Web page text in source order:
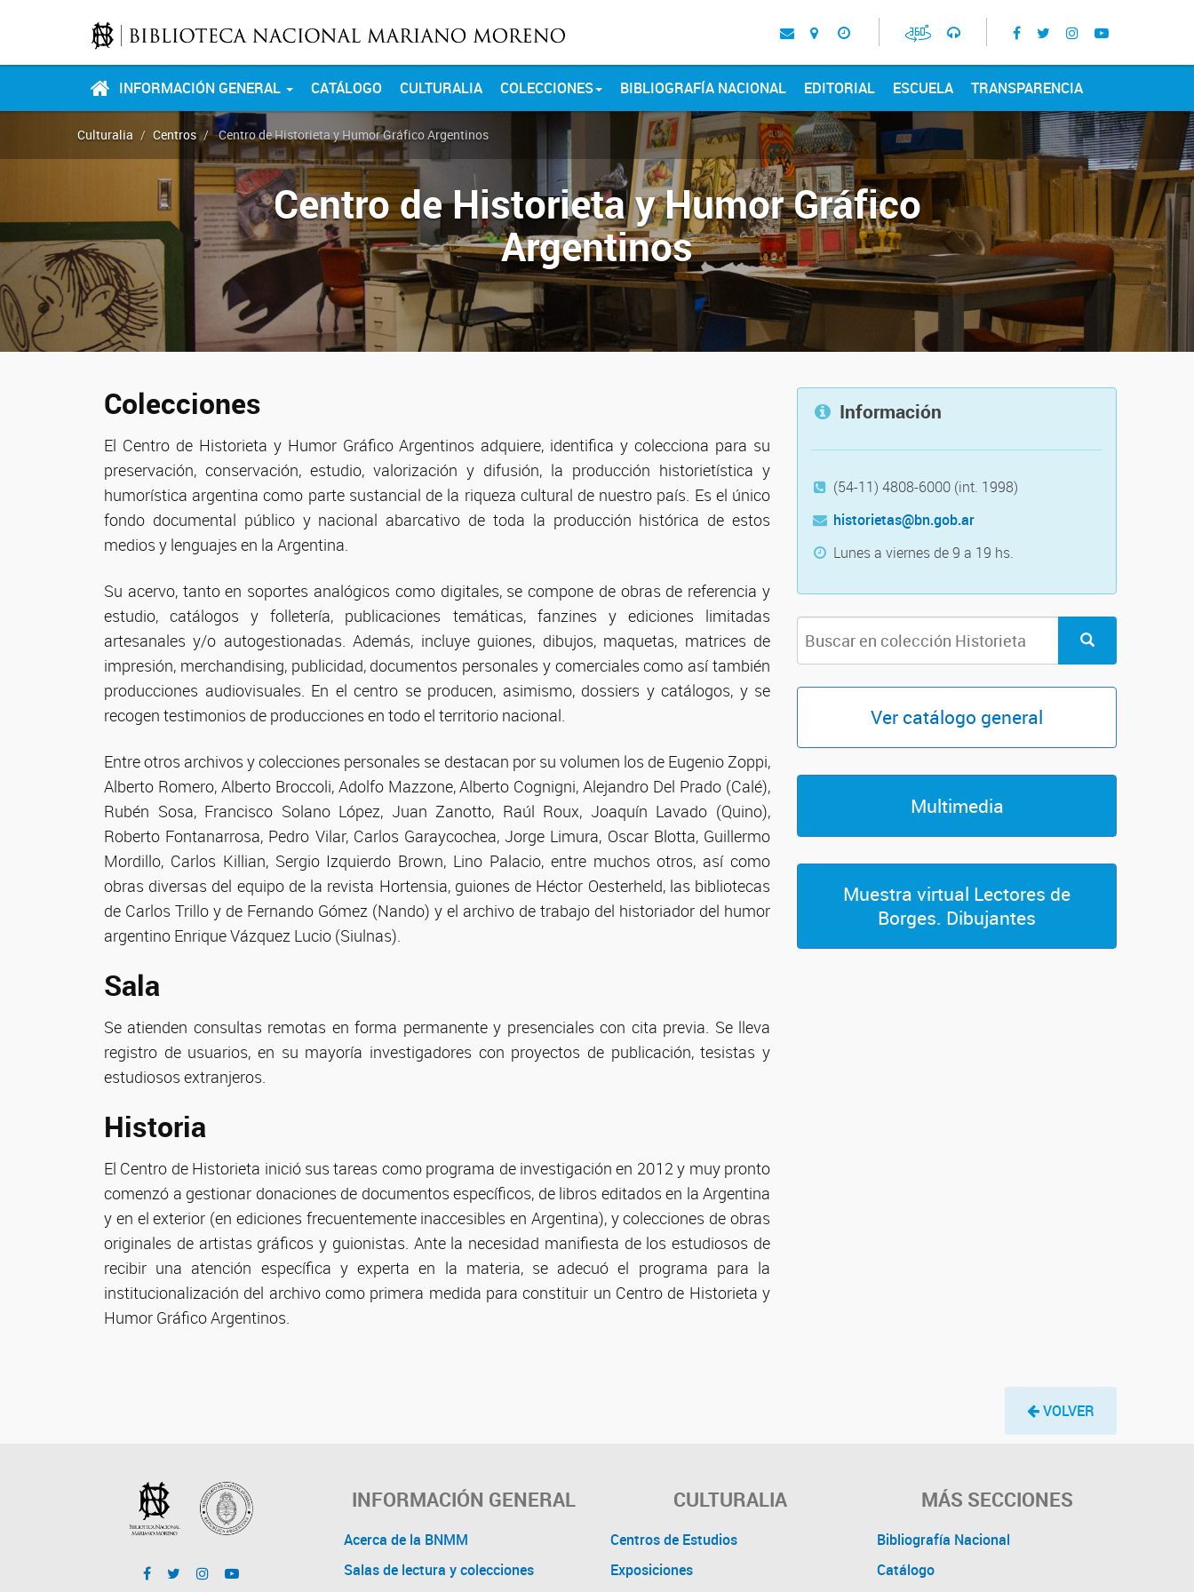
INFORMACIÓN GENERAL CATÁLOGO CULTURALIA COLECCIONES BIBLIOGRAFÍA NACIONAL EDITORIAL ESCUELA TRANSPARENCIA
Culturalia Centros Centro de Historieta y Humor Gráfico Argentinos
Centro de Historieta y Humor Gráfico
Argentinos
Colecciones
El Centro de Historieta y Humor Gráfico Argentinos adquiere, identifica y colecciona para su
preservación, conservación, estudio, valorización y difusión, la producción historietística y
humorística argentina como parte sustancial de la riqueza cultural de nuestro país. Es el único
fondo documental público y nacional abarcativo de toda la producción histórica de estos
medios y lenguajes en la Argentina.
Su acervo, tanto en soportes analógicos como digitales, se compone de obras de referencia y
estudio, catálogos y folletería, publicaciones temáticas, fanzines y ediciones limitadas
artesanales y/o autogestionadas. Además, incluye guiones, dibujos, maquetas, matrices de
impresión, merchandising, publicidad, documentos personales y comerciales como así también
producciones audiovisuales. En el centro se producen, asimismo, dossiers y catálogos, y se
recogen testimonios de producciones en todo el territorio nacional.
Entre otros archivos y colecciones personales se destacan por su volumen los de Eugenio Zoppi,
Alberto Romero, Alberto Broccoli, Adolfo Mazzone, Alberto Cognigni, Alejandro Del Prado (Calé),
Rubén Sosa, Francisco Solano López, Juan Zanotto, Raúl Roux, Joaquín Lavado (Quino),
Roberto Fontanarrosa, Pedro Vilar, Carlos Garaycochea, Jorge Limura, Oscar Blotta, Guillermo
Mordillo, Carlos Killian, Sergio Izquierdo Brown, Lino Palacio, entre muchos otros, así como
obras diversas del equipo de la revista Hortensia, guiones de Héctor Oesterheld, las bibliotecas
de Carlos Trillo y de Fernando Gómez (Nando) y el archivo de trabajo del historiador del humor
argentino Enrique Vázquez Lucio (Siulnas).
Sala
Se atienden consultas remotas en forma permanente y presenciales con cita previa. Se lleva
registro de usuarios, en su mayoría investigadores con proyectos de publicación, tesistas y
estudiosos extranjeros.
Historia
El Centro de Historieta inició sus tareas como programa de investigación en 2012 y muy pronto
comenzó a gestionar donaciones de documentos específicos, de libros editados en la Argentina
y en el exterior (en ediciones frecuentemente inaccesibles en Argentina), y colecciones de obras
originales de artistas gráficos y guionistas. Ante la necesidad manifiesta de los estudiosos de
recibir una atención específica y experta en la materia, se adecuó el programa para la
institucionalización del archivo como primera medida para constituir un Centro de Historieta y
Humor Gráfico Argentinos.
Información
(54-11) 4808-6000 (int. 1998)
historietas@bn.gob.ar
Lunes a viernes de 9 a 19 hs.
Ver catálogo general
Multimedia
Muestra virtual Lectores de
Borges. Dibujantes
VOLVER
INFORMACIÓN GENERAL
Acerca de la BNMM
Salas de lectura y colecciones
CULTURALIA
Centros de Estudios
Exposiciones
MÁS SECCIONES
Bibliografía Nacional
Catálogo